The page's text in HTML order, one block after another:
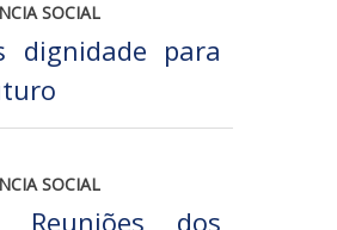
SOCIAL
dignidade para
SOCIAL
Reuniões dos